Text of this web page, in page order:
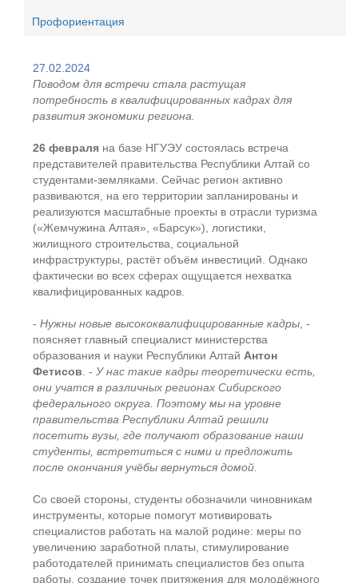
Профориентация
27.02.2024
Поводом для встречи стала растущая
потребность в квалифицированных кадрах для
развития экономики региона.
26 февраля на базе НГУЭУ состоялась встреча
представителей правительства Республики Алтай со
студентами-земляками. Сейчас регион активно
развиваются, на его территории запланированы и
реализуются масштабные проекты в отрасли туризма
(«Жемчужина Алтая», «Барсук»), логистики,
жилищного строительства, социальной
инфраструктуры, растёт объём инвестиций. Однако
фактически во всех сферах ощущается нехватка
квалифицированных кадров.
- Нужны новые высококвалифицированные кадры , -
поясняет главный специалист министерства
образования и науки Республики Алтай Антон
Фетисов . - У нас такие кадры теоретически есть,
они учатся в различных регионах Сибирского
федерального округа. Поэтому мы на уровне
правительства Республики Алтай решили
посетить вузы, где получают образование наши
студенты, встретиться с ними и предложить
после окончания учёбы вернуться домой.
Со своей стороны, студенты обозначили чиновникам
инструменты, которые помогут мотивировать
специалистов работать на малой родине: меры по
увеличению заработной платы, стимулирование
работодателей принимать специалистов без опыта
работы, создание точек притяжения для молодёжного